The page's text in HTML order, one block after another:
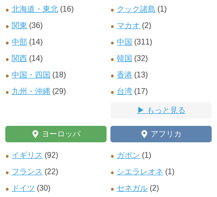
北海道・東北 (16)
関東 (36)
中部 (14)
関西 (14)
中国・四国 (18)
九州・沖縄 (29)
クック諸島 (1)
マカオ (2)
中国 (311)
韓国 (32)
香港 (13)
台湾 (17)
もっと見る
ヨーロッパ
イギリス (92)
フランス (22)
ドイツ (30)
アフリカ
ガボン (1)
シエラレオネ (1)
セネガル (2)